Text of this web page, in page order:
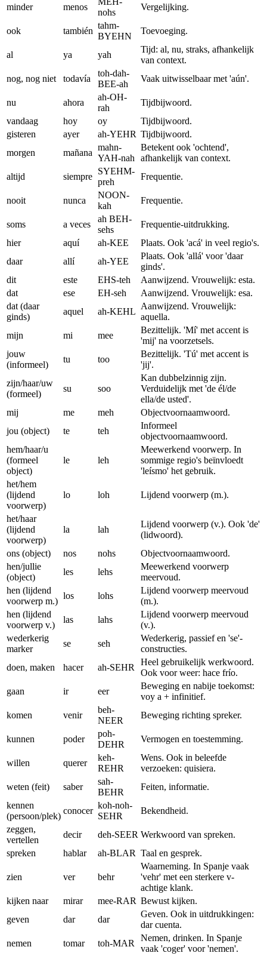
minder menos
nohs
Vergelijking.
ook también
tahm-
BYEHN
Toevoeging.
al ya yah
Tijd: al, nu, straks, afhankelijk
van context.
nog, nog niet
todavía
toh-dah-
BEE-ah
Vaak uitwisselbaar met 'aún'.
nu ahora
ah-OH-
rah
Tijdbijwoord.
vandaag
hoy oy
Tijdbijwoord.
gisteren
ayer ah-YEHR Tijdbijwoord.
morgen
mañana
mahn-
YAH-nah
Betekent ook 'ochtend',
afhankelijk van context.
altijd
siempre
SYEHM-
preh
Frequentie.
nooit nunca
NOON-
kah
Frequentie.
soms a veces
ah BEH-
sehs
Frequentie-uitdrukking.
hier
aquí ah-KEE
Plaats. Ook 'acá' in veel regio's.
daar
allí ah-YEE
Plaats. Ook 'allá' voor 'daar
ginds'.
dit
este EHS-teh
Aanwijzend. Vrouwelijk: esta.
dat
ese EH-seh
Aanwijzend. Vrouwelijk: esa.
dat (daar
ginds)
aquel ah-KEHL
Aanwijzend. Vrouwelijk:
aquella.
mijn
mi mee
Bezittelijk. 'Mí' met accent is
'mij' na voorzetsels.
jouw
(informeel)
tu too
Bezittelijk. 'Tú' met accent is
'jij'.
zijn/haar/uw
(formeel)
su soo
Kan dubbelzinnig zijn.
Verduidelijk met 'de él/de
ella/de usted'.
mij
me meh
Objectvoornaamwoord.
jou (object)
te teh
Informeel
objectvoornaamwoord.
hem/haar/u
(formeel
object)
le leh
Meewerkend voorwerp. In
sommige regio's beïnvloedt
'leísmo' het gebruik.
het/hem
(lijdend
voorwerp)
lo loh Lijdend voorwerp (m.).
het/haar
(lijdend
voorwerp)
la lah
Lijdend voorwerp (v.). Ook 'de'
(lidwoord).
ons (object)
nos nohs
Objectvoornaamwoord.
hen/jullie
(object)
les lehs
Meewerkend voorwerp
meervoud.
hen (lijdend
voorwerp m.)
los lohs
Lijdend voorwerp meervoud
(m.).
hen (lijdend
voorwerp v.)
las lahs
Lijdend voorwerp meervoud
(v.).
wederkerig
marker
se seh
Wederkerig, passief en 'se'-
constructies.
doen, maken
hacer ah-SEHR
Heel gebruikelijk werkwoord.
Ook voor weer: hace frío.
gaan
ir eer
Beweging en nabije toekomst:
voy a + infinitief.
komen
venir
beh-
NEER
Beweging richting spreker.
kunnen poder
poh-
DEHR
Vermogen en toestemming.
willen querer
keh-
REHR
Wens. Ook in beleefde
verzoeken: quisiera.
weten (feit)
saber
sah-
BEHR
Feiten, informatie.
kennen
(persoon/plek)
conocer
koh-noh-
SEHR
Bekendheid.
zeggen,
vertellen
decir deh-SEER Werkwoord van spreken.
spreken
hablar ah-BLAR Taal en gesprek.
zien ver behr
Waarneming. In Spanje vaak
'vehr' met een sterkere v-
achtige klank.
kijken naar
mirar mee-RAR Bewust kijken.
geven
dar dar
Geven. Ook in uitdrukkingen:
dar cuenta.
nemen
tomar toh-MAR
Nemen, drinken. In Spanje
vaak 'coger' voor 'nemen'.